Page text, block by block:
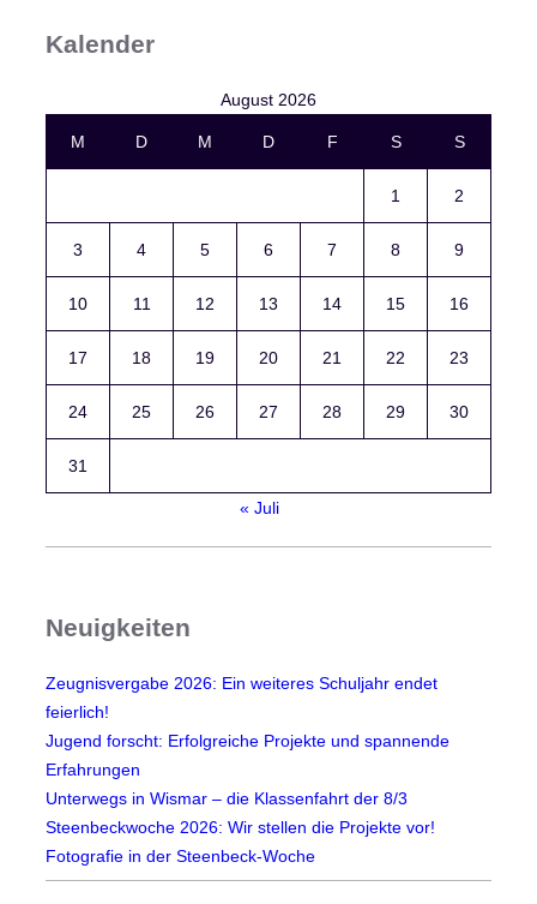
Kalender
August 2026
M D M D F S S
1 2
3 4 5 6 7 8 9
10 11 12 13 14 15 16
17 18 19 20 21 22 23
24 25 26 27 28 29 30
31
« Juli
Neuigkeiten
Zeugnisvergabe 2026: Ein weiteres Schuljahr endet
feierlich!
Jugend forscht: Erfolgreiche Projekte und spannende
Erfahrungen
Unterwegs in Wismar – die Klassenfahrt der 8/3
Steenbeckwoche 2026: Wir stellen die Projekte vor!
Fotografie in der Steenbeck-Woche